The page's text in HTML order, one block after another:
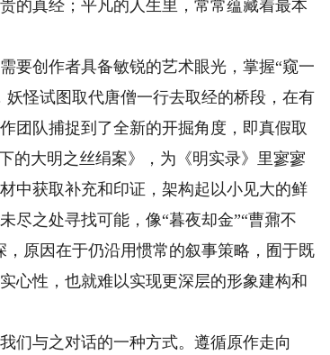
真经；平凡的人生里，常常蕴藏着最本
创作者具备敏锐的艺术眼光，掌握“窥一
怪试图取代唐僧一行去取经的桥段，在有
团队捕捉到了全新的开掘角度，即真假取
的大明之丝绢案》，为《明实录》里寥寥
中获取补充和印证，架构起以小见大的鲜
尽之处寻找可能，像“暮夜却金”“曹鼐不
原因在于仍沿用惯常的叙事策略，囿于既
心性，也就难以实现更深层的形象建构和
与之对话的一种方式。遵循原作走向